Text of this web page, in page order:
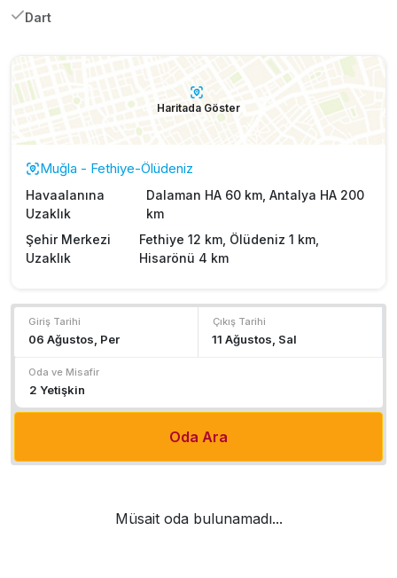
Dart
Haritada Göster
Muğla - Fethiye-Ölüdeniz
Havaalanına
Uzaklık
Dalaman HA 60 km, Antalya HA 200
km
Şehir Merkezi
Uzaklık
Fethiye 12 km, Ölüdeniz 1 km,
Hisarönü 4 km
Giriş Tarihi Çıkış Tarihi
Oda ve Misafir
Oda Ara
Müsait oda bulunamadı...